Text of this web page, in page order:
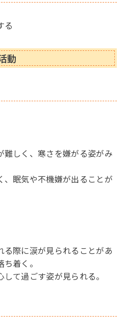
る
動
難しく、寒さを嫌がる姿がみ
、眠気や不機嫌が出ることが
際に涙が見られることがあ
着く。
て過ごす姿が見られる。